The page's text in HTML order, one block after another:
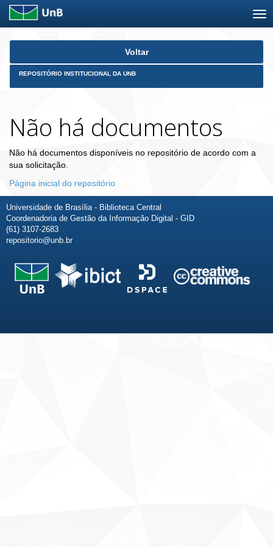
Skip
Voltar
REPOSITÓRIO INSTITUCIONAL DA UNB
Não há documentos
Não há documentos disponíveis no repositório de acordo com a
sua solicitação.
Página inicial do repositório
Universidade de Brasília - Biblioteca Central
Coordenadoria de Gestão da Informação Digital - GID
(61) 3107-2683
repositorio@unb.br